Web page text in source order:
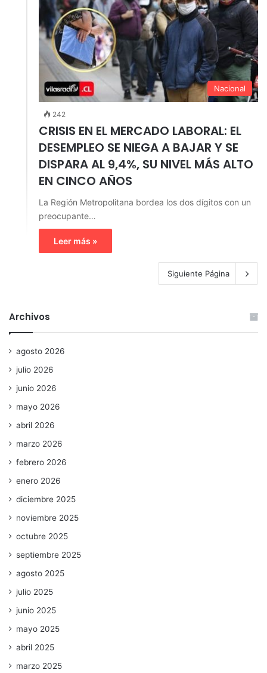
Nacional
242
CRISIS EN EL MERCADO LABORAL: EL
DESEMPLEO SE NIEGA A BAJAR Y SE
DISPARA AL 9,4%, SU NIVEL MÁS ALTO
EN CINCO AÑOS
La Región Metropolitana bordea los dos dígitos con un
preocupante…
Leer más »
Siguiente Página
Archivos
agosto 2026
julio 2026
junio 2026
mayo 2026
abril 2026
marzo 2026
febrero 2026
enero 2026
diciembre 2025
noviembre 2025
octubre 2025
septiembre 2025
agosto 2025
julio 2025
junio 2025
mayo 2025
abril 2025
marzo 2025